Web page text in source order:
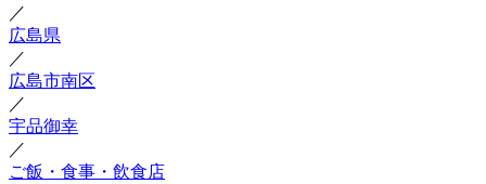
／
広島県
／
広島市南区
／
宇品御幸
／
ご飯・食事・飲食店